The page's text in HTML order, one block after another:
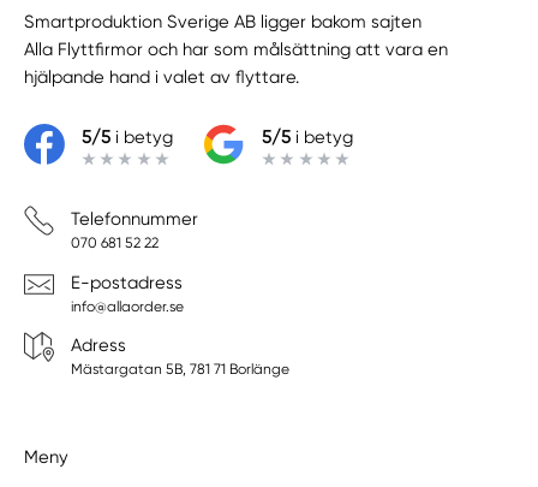
Smartproduktion Sverige AB ligger bakom sajten
Alla Flyttfirmor och har som målsättning att vara en
hjälpande hand i valet av flyttare.
5/5i betyg 5/5i betyg
Telefonnummer
070 681 52 22
E-postadress
info@allaorder.se
Adress
Mästargatan 5B, 781 71 Borlänge
Meny